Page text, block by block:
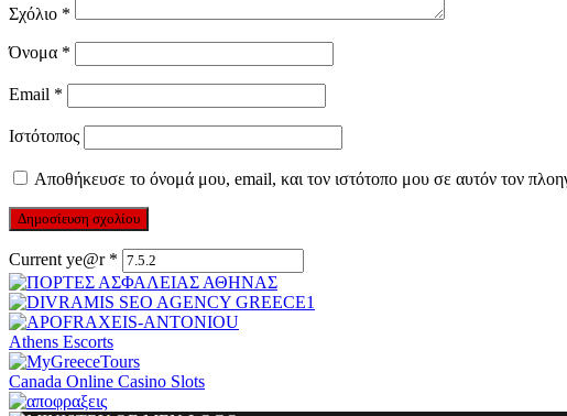
Σχόλιο *
Όνομα *
Email *
Ιστότοπος
Αποθήκευσε το όνομά μου, email, και τον ιστότοπο μου σε αυτόν τον
Current ye@r *
Athens Escorts
Canada Online Casino Slots